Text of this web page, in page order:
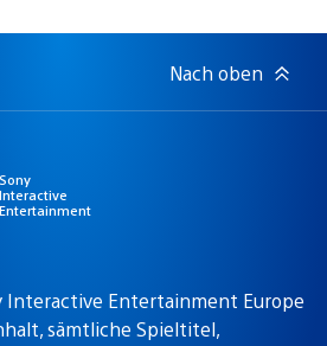
Nach oben
Sony
Interactive
Entertainment
Interactive Entertainment Europe
sämtliche Spieltitel,